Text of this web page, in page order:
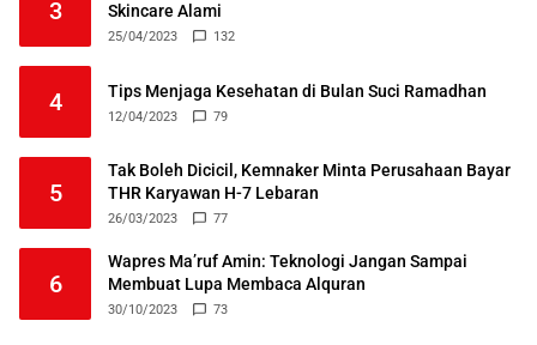
3 Skincare Alami
25/04/2023 132
4 Tips Menjaga Kesehatan di Bulan Suci Ramadhan
12/04/2023 79
5
Tak Boleh Dicicil, Kemnaker Minta Perusahaan Bayar
THR Karyawan H-7 Lebaran
26/03/2023 77
6
Wapres Ma’ruf Amin: Teknologi Jangan Sampai
Membuat Lupa Membaca Alquran
30/10/2023 73